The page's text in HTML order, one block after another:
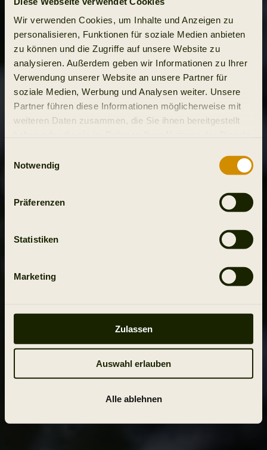
Wir verwenden Cookies, um Inhalte und Anzeigen zu
personalisieren, Funktionen für soziale Medien anbieten
zu können und die Zugriffe auf unsere Website zu
analysieren. Außerdem geben wir Informationen zu Ihrer
Verwendung unserer Website an unsere Partner für
soziale Medien, Werbung und Analysen weiter. Unsere
Partner führen diese Informationen möglicherweise mit
weiteren Daten zusammen, die Sie ihnen bereitgestellt
Notwendig
Präferenzen
Statistiken
Marketing
Zulassen
Auswahl erlauben
Alle ablehnen